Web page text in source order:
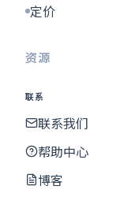
定价
资源
联系
联系我们
帮助中心
博客